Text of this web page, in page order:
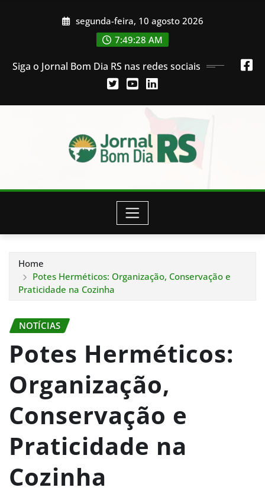
segunda-feira, 10 agosto 2026
7:49:29 AM
Siga o Jornal Bom Dia RS nas redes sociais
Home
Potes Herméticos: Organização, Conservação e
Praticidade na Cozinha
NOTÍCIAS
Potes Herméticos:
Organização,
Conservação e
Praticidade na
Cozinha